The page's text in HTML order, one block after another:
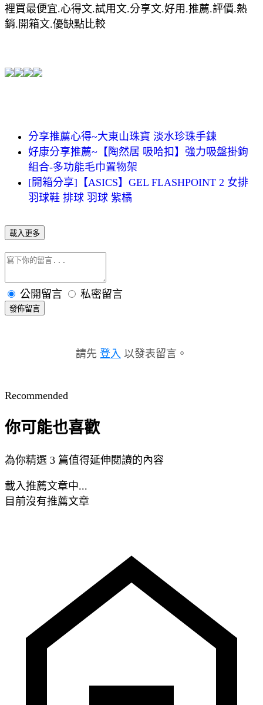
裡買最便宜.心得文.試用文.分享文.好用.推薦.評價.熱
銷.開箱文.優缺點比較
分享推薦心得~大東山珠寶 淡水珍珠手鍊
好康分享推薦~【陶然居 吸哈扣】強力吸盤掛鉤
組合-多功能毛巾置物架
[開箱分享]【ASICS】GEL FLASHPOINT 2 女排
羽球鞋 排球 羽球 紫橘
載入更多
公開留言 私密留言
發佈留言
請先 登入 以發表留言。
Recommended
你可能也喜歡
為你精選 3 篇值得延伸閱讀的內容
載入推薦文章中...
目前沒有推薦文章